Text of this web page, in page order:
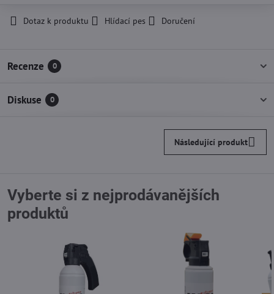
Dotaz k produktu Hlídací pes Doručení
Recenze 0
Diskuse 0
Následující produkt
Vyberte si z nejprodávanějších
produktů